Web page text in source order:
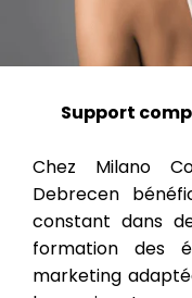
Support
Chez Milano
Debrecen
constant dans
formation des
marketing